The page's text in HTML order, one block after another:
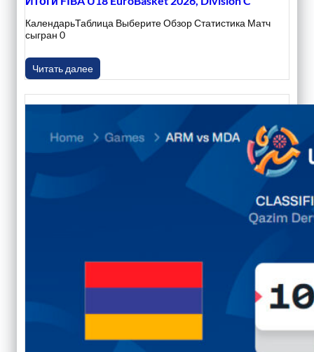
КалендарьТаблица Выберите Обзор Статистика Матч
сыгран 0
Читать далее